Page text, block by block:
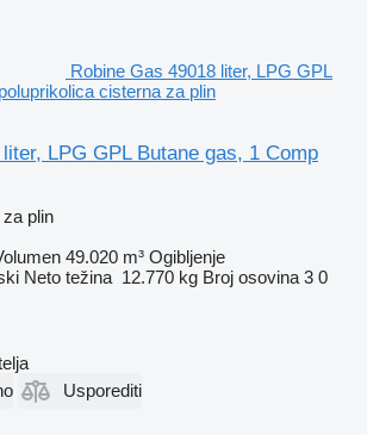
Robine Gas 49018 liter, LPG GPL
cisterna za plin
LPG GPL Butane gas, 1 Comp
plin
49.020 m³ Ogibljenje
Neto težina 12.770 kg Broj osovina 3 0
Usporediti